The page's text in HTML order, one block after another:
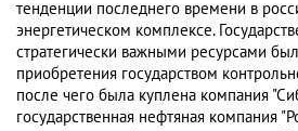
тенденции последнего времени в
энергетическом комплексе.
стратегически важными ресурсами
приобретения государством
после чего была куплена компания
государственная нефтяная компания